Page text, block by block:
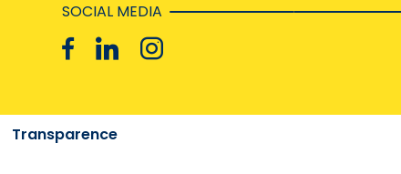
SOCIAL MEDIA
Transparence